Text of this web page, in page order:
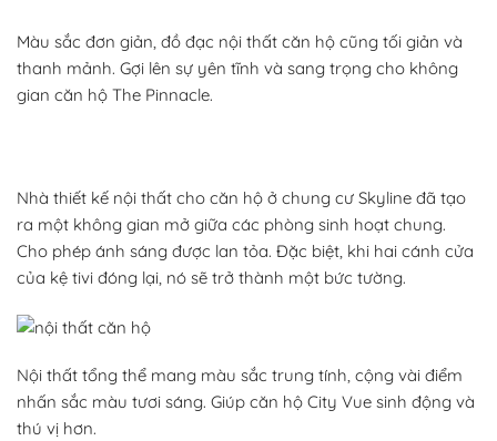
Màu sắc đơn giản, đồ đạc nội thất căn hộ cũng tối giản và
thanh mảnh. Gợi lên sự yên tĩnh và sang trọng cho không
gian căn hộ The Pinnacle.
Nhà thiết kế nội thất cho căn hộ ở chung cư Skyline đã tạo
ra một không gian mở giữa các phòng sinh hoạt chung.
Cho phép ánh sáng được lan tỏa. Đặc biệt, khi hai cánh cửa
của kệ tivi đóng lại, nó sẽ trở thành một bức tường.
Nội thất tổng thể mang màu sắc trung tính, cộng vài điểm
nhấn sắc màu tươi sáng. Giúp căn hộ City Vue sinh động và
thú vị hơn.